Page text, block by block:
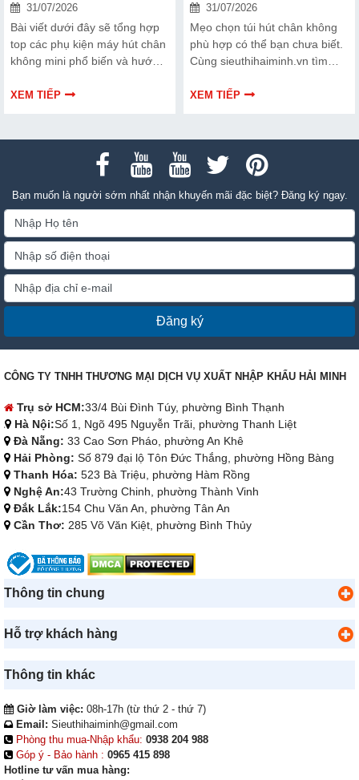
31/07/2026
Bài viết dưới đây sẽ tổng hợp
top các phụ kiện máy hút chân
không mini phổ biến và hướng
chuẩn kỹ thuật ngay tại nhà.
XEM TIẾP
31/07/2026
Mẹo chọn túi hút chân không
phù hợp có thể bạn chưa biết.
Cùng sieuthihaiminh.vn tìm
thông tin bài viết dưới đây nhé!
XEM TIẾP
Bạn muốn là người sớm nhất nhận khuyến mãi đặc biệt? Đăng ký ngay.
Đăng ký
CÔNG TY TNHH THƯƠNG MẠI DỊCH VỤ XUẤT NHẬP KHẨU HẢI MINH
Trụ sở HCM:33/4 Bùi Đình Túy, phường Bình Thạnh
Hà Nội:Số 1, Ngõ 495 Nguyễn Trãi, phường Thanh Liệt
Đà Nẵng: 33 Cao Sơn Pháo, phường An Khê
Hải Phòng: Số 879 đại lộ Tôn Đức Thắng, phường Hồng Bàng
Thanh Hóa: 523 Bà Triệu, phường Hàm Rồng
Nghệ An:43 Trường Chinh, phường Thành Vinh
Đắk Lắk:154 Chu Văn An, phường Tân An
Cần Thơ: 285 Võ Văn Kiệt, phường Bình Thủy
Thông tin chung
Hỗ trợ khách hàng
Thông tin khác
Giờ làm việc: 08h-17h (từ thứ 2 - thứ 7)
Email: Sieuthihaiminh@gmail.com
Phòng thu mua-Nhập khẩu: 0938 204 988
Góp ý - Bảo hành : 0965 415 898
Hotline tư vấn mua hàng: